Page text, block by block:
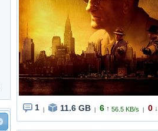
1 11.6 GB 6 ↑ 56.5 KB/s 0 ↓